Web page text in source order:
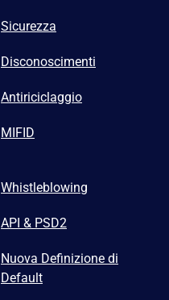
Sicurezza
Disconoscimenti
Antiriciclaggio
MIFID
Whistleblowing
API & PSD2
Nuova Definizione di
Default